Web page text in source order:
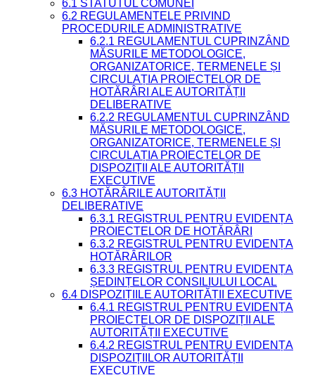
6.1 STATUTUL COMUNEI
6.2 REGULAMENTELE PRIVIND
PROCEDURILE ADMINISTRATIVE
6.2.1 REGULAMENTUL CUPRINZÂND
MĂSURILE METODOLOGICE,
ORGANIZATORICE, TERMENELE ȘI
CIRCULAȚIA PROIECTELOR DE
HOTĂRÂRI ALE AUTORITĂȚII
DELIBERATIVE
6.2.2 REGULAMENTUL CUPRINZÂND
MĂSURILE METODOLOGICE,
ORGANIZATORICE, TERMENELE ȘI
CIRCULAȚIA PROIECTELOR DE
DISPOZIȚII ALE AUTORITĂȚII
EXECUTIVE
6.3 HOTĂRÂRILE AUTORITĂȚII
DELIBERATIVE
6.3.1 REGISTRUL PENTRU EVIDENȚA
PROIECTELOR DE HOTĂRÂRI
6.3.2 REGISTRUL PENTRU EVIDENȚA
HOTĂRÂRILOR
6.3.3 REGISTRUL PENTRU EVIDENȚA
ȘEDINȚELOR CONSILIULUI LOCAL
6.4 DISPOZIȚIILE AUTORITĂȚII EXECUTIVE
6.4.1 REGISTRUL PENTRU EVIDENȚA
PROIECTELOR DE DISPOZIȚII ALE
AUTORITĂȚII EXECUTIVE
6.4.2 REGISTRUL PENTRU EVIDENȚA
DISPOZIȚIILOR AUTORITĂȚII
EXECUTIVE